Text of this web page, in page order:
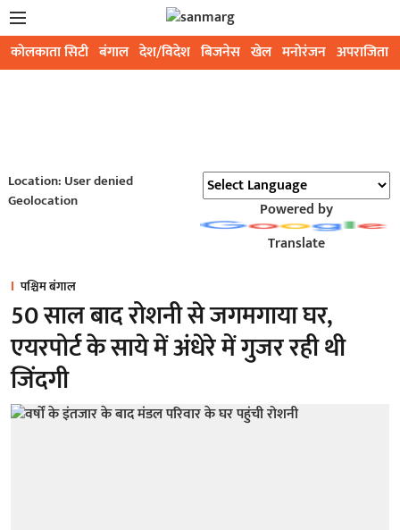
कोलकाता सिटी बंगाल देश/विदेश बिजनेस खेल मनोरंजन अपराजिता
Location: User denied
Geolocation
Powered by
Translate
पश्चिम बंगाल
50 साल बाद रोशनी से जगमगाया घर,
एयरपोर्ट के साये में अंधेरे में गुजर रही थी
जिंदगी